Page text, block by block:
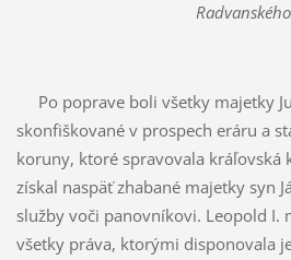
Po poprave boli všetky majetky
skonfiškované v prospech eráru a
koruny, ktoré spravovala kráľovská
získal naspäť zhabané majetky syn
služby voči panovníkovi. Leopold I.
všetky práva, ktorými disponovala